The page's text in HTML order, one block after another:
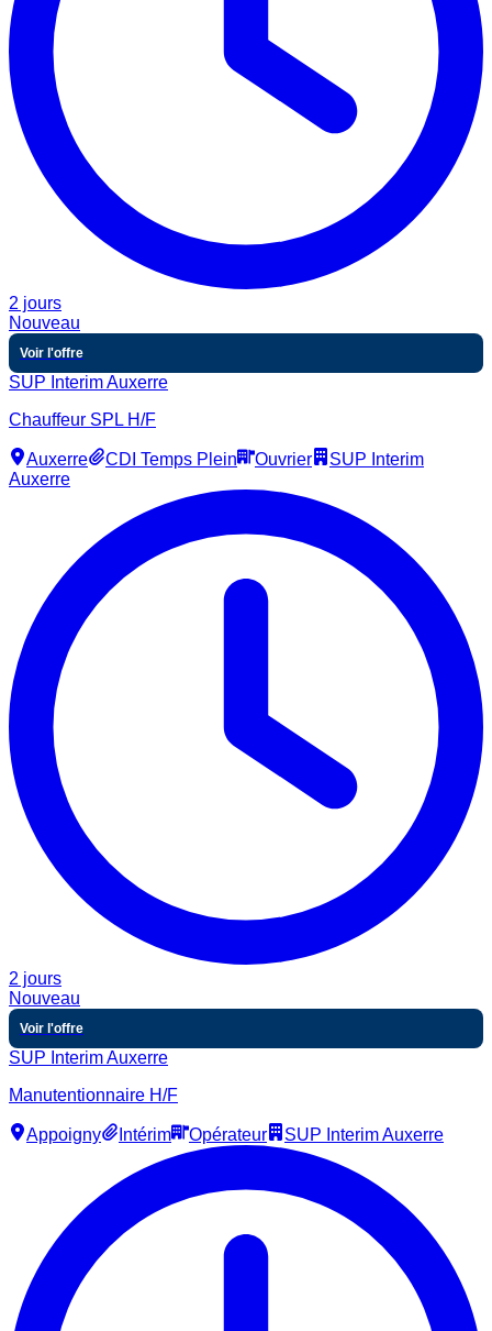
2 jours
Nouveau
Voir l'offre
SUP Interim Auxerre
Chauffeur SPL H/F
Auxerre CDI Temps Plein Ouvrier
SUP Interim
Auxerre
2 jours
Nouveau
Voir l'offre
SUP Interim Auxerre
Manutentionnaire H/F
Appoigny Intérim Opérateur SUP Interim Auxerre